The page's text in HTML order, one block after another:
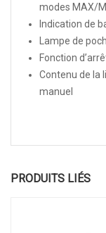
modes MAX/
Indication de
Lampe de
Fonction
Contenu de la
manuel
PRODUITS LIÉS